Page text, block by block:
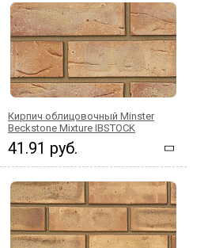
Кирпич облицовочный Minster
Beckstone Mixture IBSTOCK
41.91 руб.